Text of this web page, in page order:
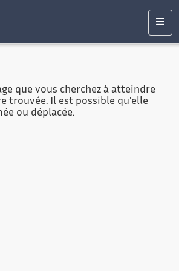
Mentions
que vous cherchez à atteindre
trouvée. Il est possible qu'elle
ou déplacée.